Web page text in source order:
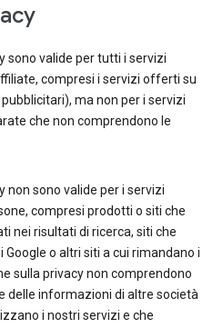
sono valide per tutti i servizi
compresi i servizi offerti su
ma non per i servizi
che non comprendono le
non sono valide per i servizi
compresi prodotti o siti che
nei risultati di ricerca, siti che
o altri siti a cui rimandano i
sulla privacy non comprendono
delle informazioni di altre società
i nostri servizi e che